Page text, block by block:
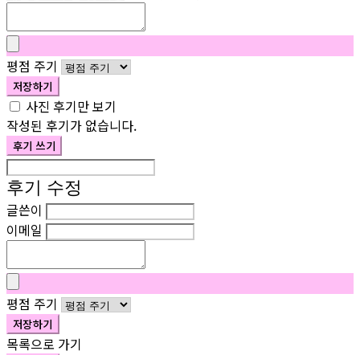
평점 주기
저장하기
사진 후기만 보기
작성된 후기가 없습니다.
후기 쓰기
후기 수정
글쓴이
이메일
평점 주기
저장하기
목록으로 가기